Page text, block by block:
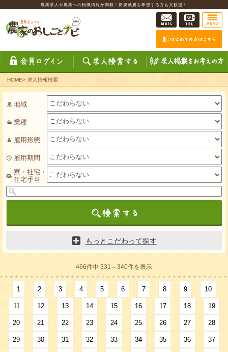
農業求人や農業への転職情報が満載！新規就農を希望する方も大歓迎！
HOME> 求人情報検索
地域
業種
雇用形態
雇用期間
寮・社宅・
住宅手当
もっとこだわって探す
466件中 331～340件を表示
1 2 3 4 5 6 7 8 9 10
11 12 13 14 15 16 17 18 19
20 21 22 23 24 25 26 27 28
29 30 31 32 33 34 35 36 37